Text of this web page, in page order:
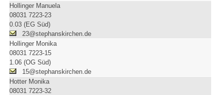
Hollinger Manuela
08031 7223-23
0.03 (EG Süd)
23@stephanskirchen.de
Hollinger Monika
08031 7223-15
1.06 (OG Süd)
15@stephanskirchen.de
Hotter Monika
08031 7223-32